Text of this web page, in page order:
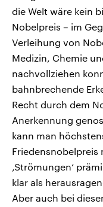
die Welt wäre kein
Nobelpreis – im
Verleihung von
Medizin, Chemie
nachvollziehen
bahnbrechende
Recht durch dem
Anerkennung
kann man
Friedensnobelpreis
‚Strömungen‘
klar als
Aber auch bei